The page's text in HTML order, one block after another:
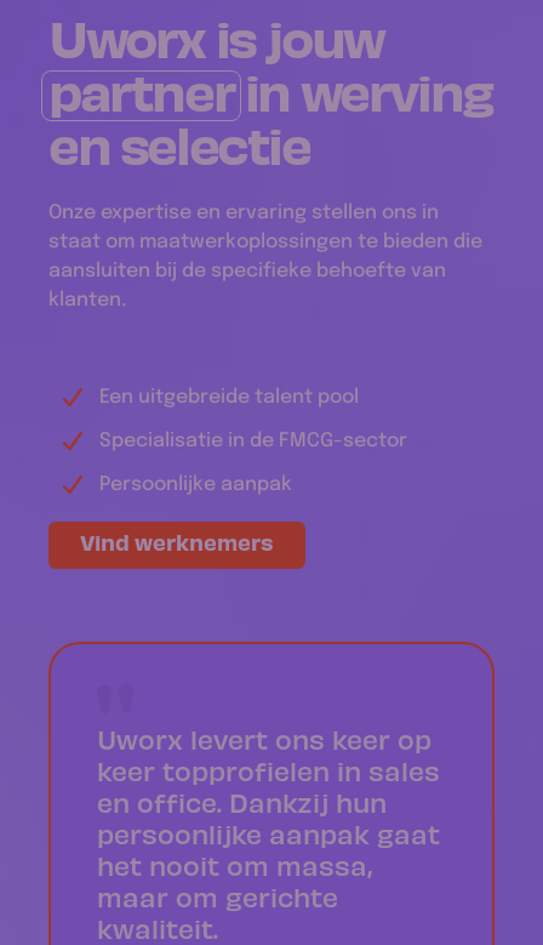
Uworx is jouw
partnerin werving
en selectie
Onze expertise en ervaring stellen ons in
staat om maatwerkoplossingen te bieden die
aansluiten bij de specifieke behoefte van
klanten.
Een uitgebreide talent pool
Specialisatie in de FMCG-sector
Persoonlijke aanpak
Vind werknemers
Uworx levert ons keer op
keer topprofielen in sales
en office. Dankzij hun
persoonlijke aanpak gaat
het nooit om massa,
maar om gerichte
kwaliteit.